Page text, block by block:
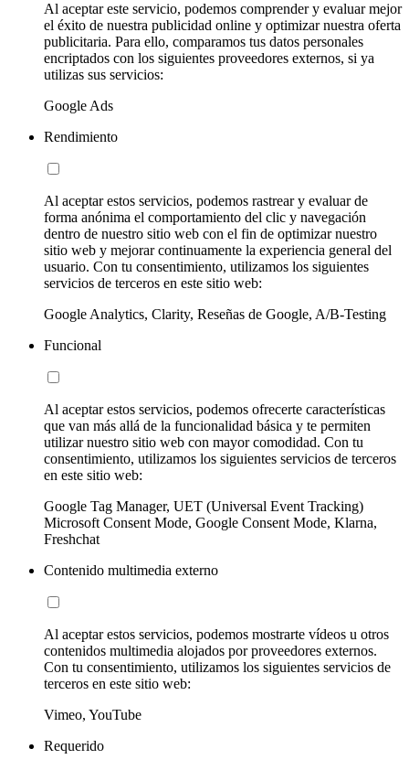
Al aceptar este servicio, podemos comprender y evaluar mejor
el éxito de nuestra publicidad online y optimizar nuestra oferta
publicitaria. Para ello, comparamos tus datos personales
encriptados con los siguientes proveedores externos, si ya
utilizas sus servicios:
Google Ads
Rendimiento
Al aceptar estos servicios, podemos rastrear y evaluar de
forma anónima el comportamiento del clic y navegación
dentro de nuestro sitio web con el fin de optimizar nuestro
sitio web y mejorar continuamente la experiencia general del
usuario. Con tu consentimiento, utilizamos los siguientes
servicios de terceros en este sitio web:
Google Analytics, Clarity, Reseñas de Google, A/B-Testing
Funcional
Al aceptar estos servicios, podemos ofrecerte características
que van más allá de la funcionalidad básica y te permiten
utilizar nuestro sitio web con mayor comodidad. Con tu
consentimiento, utilizamos los siguientes servicios de terceros
en este sitio web:
Google Tag Manager, UET (Universal Event Tracking)
Microsoft Consent Mode, Google Consent Mode, Klarna,
Freshchat
Contenido multimedia externo
Al aceptar estos servicios, podemos mostrarte vídeos u otros
contenidos multimedia alojados por proveedores externos.
Con tu consentimiento, utilizamos los siguientes servicios de
terceros en este sitio web:
Vimeo, YouTube
Requerido